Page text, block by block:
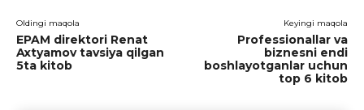
Oldingi maqola
EPAM direktori Renat
Axtyamov tavsiya qilgan
5ta kitob
Keyingi maqola
Professionallar va
biznesni endi
boshlayotganlar uchun
top 6 kitob